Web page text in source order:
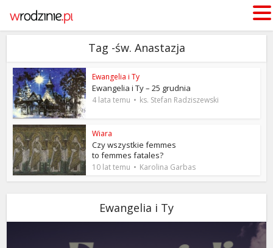
Tag -św. Anastazja
Ewangelia i Ty
Ewangelia i Ty – 25 grudnia
4 lata temu ks. Stefan Radziszewski
Wiara
Czy wszystkie femmes
to femmes fatales?
10 lat temu Karolina Garbas
Ewangelia i Ty